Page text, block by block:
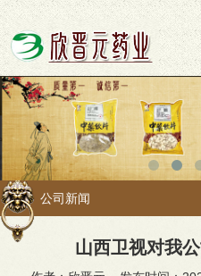
公司新闻
山西卫视对我